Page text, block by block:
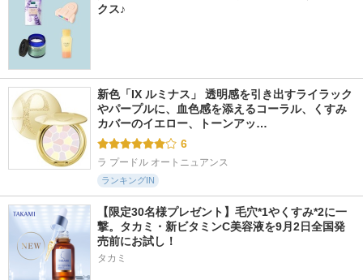
クス♪
新色「IX ルミナス」 透明感を引き出すライラック
やパープルに、血色感を添えるコーラル、くすみ
カバーのイエロー、トーンアッ…
6
ラ プードル オートニュアンス
ランキングIN
【限定30名様プレゼント】毛穴*1やくすみ*2に一
撃。タカミ・新ビタミンC美容液を9月2日全国発
売前にお試し！
タカミ